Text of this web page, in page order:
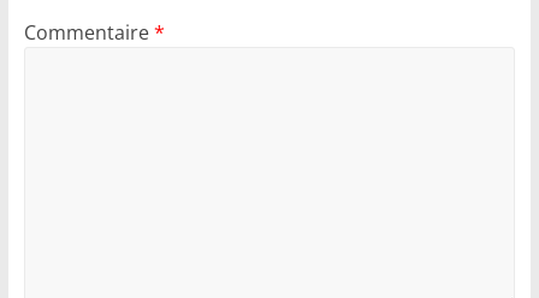
Commentaire*